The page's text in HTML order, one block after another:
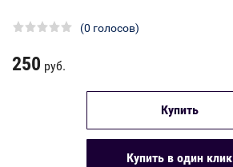
(0 голосов)
250 руб.
Купить
Купить в один клик